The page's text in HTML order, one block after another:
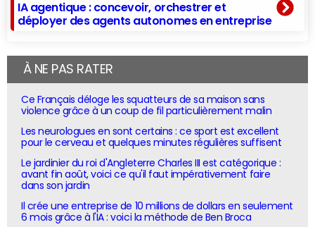
IA agentique : concevoir, orchestrer et
déployer des agents autonomes en entreprise
À NE PAS RATER
Ce Français déloge les squatteurs de sa maison sans
violence grâce à un coup de fil particulièrement malin
Les neurologues en sont certains : ce sport est excellent
pour le cerveau et quelques minutes régulières suffisent
Le jardinier du roi d'Angleterre Charles III est catégorique :
avant fin août, voici ce qu'il faut impérativement faire
dans son jardin
Il crée une entreprise de 10 millions de dollars en seulement
6 mois grâce à l'IA : voici la méthode de Ben Broca